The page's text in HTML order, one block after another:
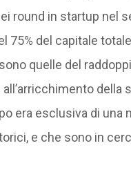
round in startup nel
75% del capitale
quelle del
era esclusiva di una
e che sono in